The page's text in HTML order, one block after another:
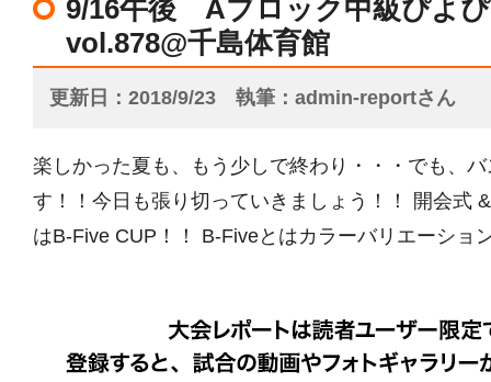
9/16午後 Aブロック中級ぴよ
vol.878@千島体育館
更新日 2018/9/23 執筆 admin-reportさん
楽しかった夏も、もう少しで終わり・・・でも、
す！！今日も張り切っていきましょう！！ 開会式
はB-Five CUP！！ B-Fiveとはカラーバリエーショ